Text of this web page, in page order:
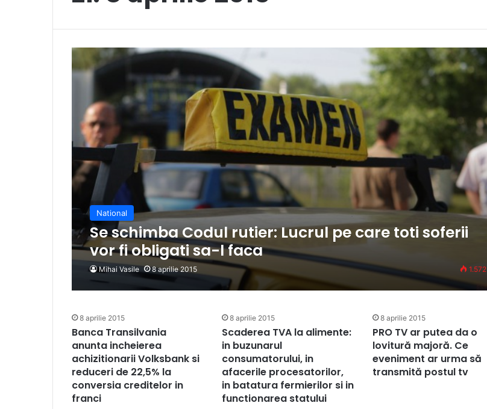
National
Se schimba Codul rutier: Lucrul pe care toti soferii
vor fi obligati sa-l faca
Mihai Vasile 8 aprilie 2015 1.572
8 aprilie 2015
Banca Transilvania
anunta incheierea
achizitionarii Volksbank si
reduceri de 22,5% la
conversia creditelor in
franci
8 aprilie 2015
Scaderea TVA la alimente:
in buzunarul
consumatorului, in
afacerile procesatorilor,
in batatura fermierilor si in
functionarea statului
8 aprilie 2015
PRO TV ar putea da o
lovitură majoră. Ce
eveniment ar urma să
transmită postul tv